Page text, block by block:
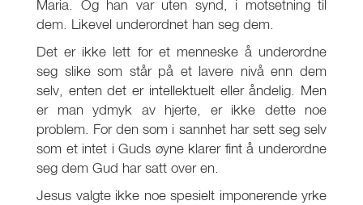
Maria. Og han var uten synd, i motsetning til
dem. Likevel underordnet han seg dem.
Det er ikke lett for et menneske å underordne
seg slike som står på et lavere nivå enn dem
selv, enten det er intellektuelt eller åndelig. Men
er man ydmyk av hjerte, er ikke dette noe
problem. For den som i sannhet har sett seg selv
som et intet i Guds øyne klarer fint å underordne
seg dem Gud har satt over en.
Jesus valgte ikke noe spesielt imponerende yrke